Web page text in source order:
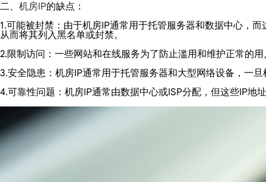
二、 机房IP的缺点：
1.可能被封禁：由于机房IP通常用于托管服务器和数据中心，
从而将其列入黑名单或封禁。
2.限制访问：一些网站和在线服务为了防止滥用和维护正常的
3.安全隐患：机房IP通常用于托管服务器和大型网络设备，一
4.可靠性问题：机房IP通常由数据中心或ISP分配，但这些IP